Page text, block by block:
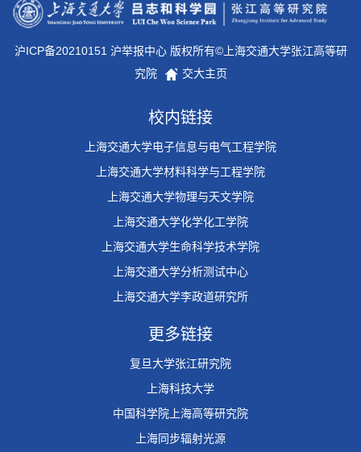
沪ICP备20210151 沪举报中心 版权所有©上海交通大学张江高等研
究院
交大主页
校内链接
上海交通大学电子信息与电气工程学院
上海交通大学材料科学与工程学院
上海交通大学物理与天文学院
上海交通大学化学化工学院
上海交通大学生命科学技术学院
上海交通大学分析测试中心
上海交通大学李政道研究所
更多链接
复旦大学张江研究院
上海科技大学
中国科学院上海高等研究院
上海同步辐射光源